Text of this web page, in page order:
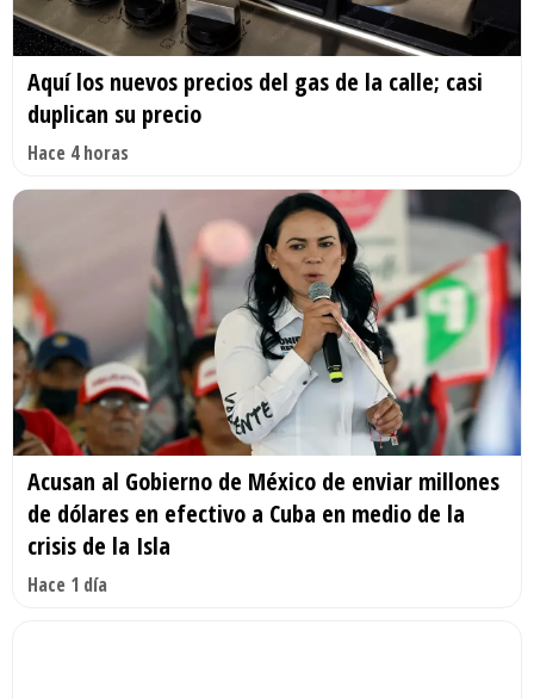
Aquí los nuevos precios del gas de la calle; casi
duplican su precio
Hace 4 horas
Acusan al Gobierno de México de enviar millones
de dólares en efectivo a Cuba en medio de la
crisis de la Isla
Hace 1 día